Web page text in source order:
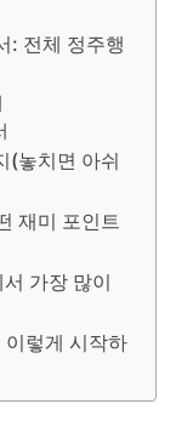
: 전체 정주행
(놓치면 아쉬
재미 포인트
가장 많이
렇게 시작하